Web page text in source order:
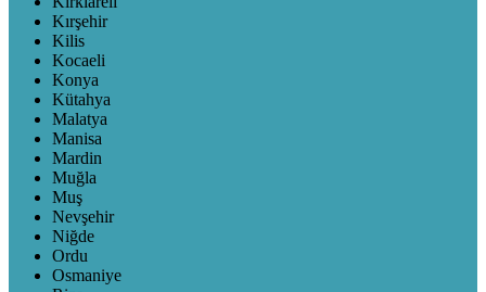
Kırşehir
Kilis
Kocaeli
Konya
Kütahya
Malatya
Manisa
Mardin
Muğla
Muş
Nevşehir
Niğde
Ordu
Osmaniye